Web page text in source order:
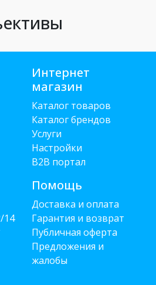
14
Интернет
магазин
Каталог товаров
Каталог брендов
Услуги
Настройки
B2B портал
Помощь
Доставка и оплата
Гарантия и возврат
Публичная оферта
Предложения и
жалобы